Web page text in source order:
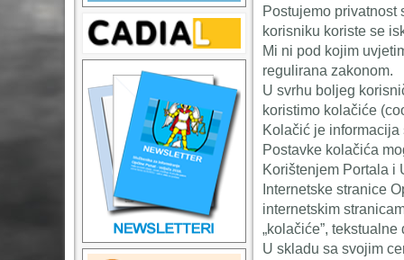
Postujemo
korisniku koriste se
Mi ni pod kojim
regulirana zakonom.
U svrhu boljeg
koristimo kolačiće
Kolačić je
Postavke kolačića
Korištenjem Portala i
Internetske stranice
internetskim
„kolačiće”,
U skladu sa svojim